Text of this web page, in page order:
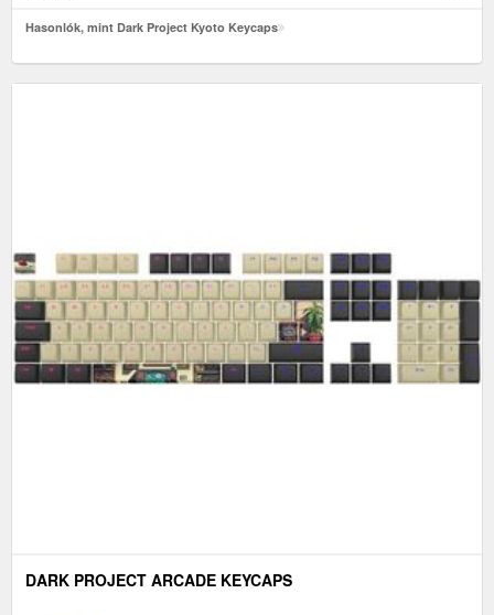
Hasonlók, mint Dark Project Kyoto Keycaps
DARK PROJECT ARCADE KEYCAPS